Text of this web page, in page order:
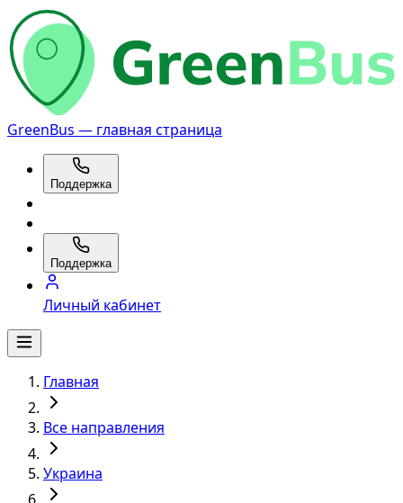
GreenBus — главная страница
Поддержка
Поддержка
Личный кабинет
Главная
Все направления
Украина